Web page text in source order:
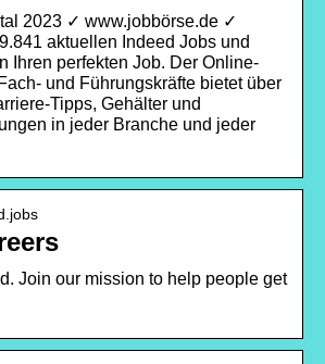
2023 ✓ www.jobbörse.de ✓
aktuellen Indeed Jobs und
Ihren perfekten Job. Der Online-
und Führungskräfte bietet über
Tipps, Gehälter und
in jeder Branche und jeder
Join our mission to help people get